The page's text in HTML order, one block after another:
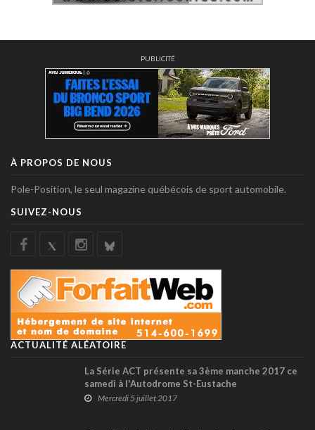
PUBLICITÉ
À PROPOS DE NOUS
Pole-Position, le seul magazine québécois de sport automobile.
SUIVEZ-NOUS
ACTUALITÉ ALÉATOIRE
La Série ACT présente sa 3ème manche 2017 ce
samedi à l'Autodrome St-Eustache
Mercredi 5 juillet 2017